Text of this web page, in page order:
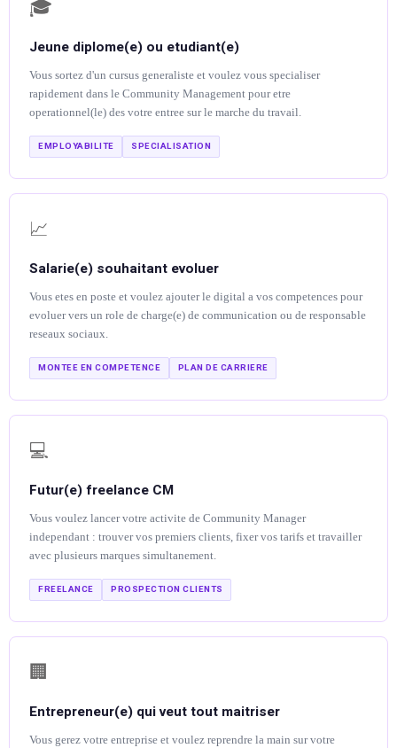
🎓
Jeune diplome(e) ou etudiant(e)
Vous sortez d'un cursus generaliste et voulez vous specialiser
rapidement dans le Community Management pour etre
operationnel(le) des votre entree sur le marche du travail.
EMPLOYABILITE SPECIALISATION
📈
Salarie(e) souhaitant evoluer
Vous etes en poste et voulez ajouter le digital a vos competences pour
evoluer vers un role de charge(e) de communication ou de responsable
reseaux sociaux.
MONTEE EN COMPETENCE PLAN DE CARRIERE
💻
Futur(e) freelance CM
Vous voulez lancer votre activite de Community Manager
independant : trouver vos premiers clients, fixer vos tarifs et travailler
avec plusieurs marques simultanement.
FREELANCE PROSPECTION CLIENTS
🏢
Entrepreneur(e) qui veut tout maitriser
Vous gerez votre entreprise et voulez reprendre la main sur votre